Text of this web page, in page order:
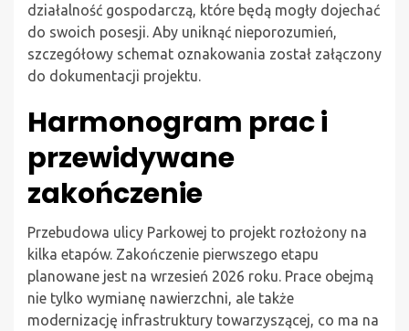
działalność gospodarczą, które będą mogły dojechać
do swoich posesji. Aby uniknąć nieporozumień,
szczegółowy schemat oznakowania został załączony
do dokumentacji projektu.
Harmonogram prac i
przewidywane
zakończenie
Przebudowa ulicy Parkowej to projekt rozłożony na
kilka etapów. Zakończenie pierwszego etapu
planowane jest na wrzesień 2026 roku. Prace obejmą
nie tylko wymianę nawierzchni, ale także
modernizację infrastruktury towarzyszącej, co ma na